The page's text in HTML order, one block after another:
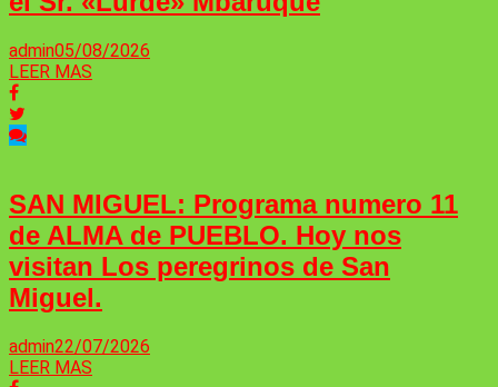
admin05/08/2026
LEER MAS
SAN MIGUEL: Programa numero 11
de ALMA de PUEBLO. Hoy nos
visitan Los peregrinos de San
Miguel.
admin22/07/2026
LEER MAS